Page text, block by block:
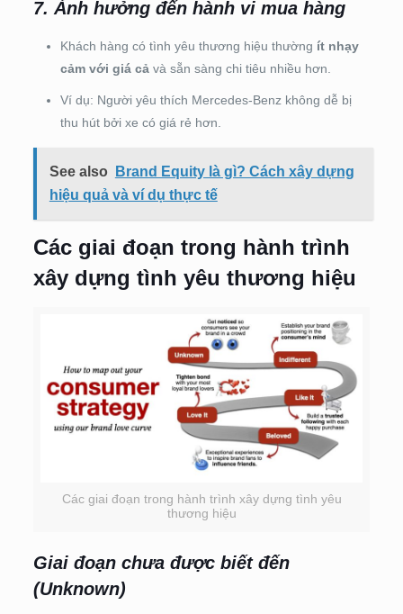
7. Ảnh hưởng đến hành vi mua hàng
Khách hàng có tình yêu thương hiệu thường ít nhạy
cảm với giá cảvà sẵn sàng chi tiêu nhiều hơn.
Ví dụ: Người yêu thích Mercedes-Benz không dễ bị
thu hút bởi xe có giá rẻ hơn.
See also
Brand Equity là gì? Cách xây dựng
hiệu quả và ví dụ thực tế
Các giai đoạn trong hành trình
xây dựng tình yêu thương hiệu
Các giai đoạn trong hành trình xây dựng tình yêu
thương hiệu
Giai đoạn chưa được biết đến
(Unknown)